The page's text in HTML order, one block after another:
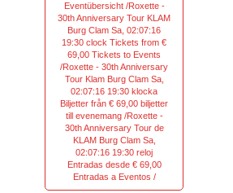
Eventübersicht /Roxette -
30th Anniversary Tour KLAM
Burg Clam Sa, 02:07:16
19:30 clock Tickets from €
69,00 Tickets to Events
/Roxette - 30th Anniversary
Tour Klam Burg Clam Sa,
02:07:16 19:30 klocka
Biljetter från € 69,00 biljetter
till evenemang /Roxette -
30th Anniversary Tour de
KLAM Burg Clam Sa,
02:07:16 19:30 reloj
Entradas desde € 69,00
Entradas a Eventos /